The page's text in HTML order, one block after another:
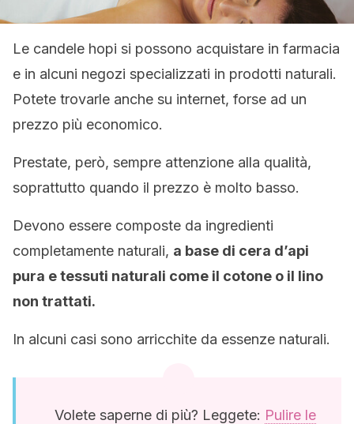
Le candele hopi si possono acquistare in farmacia
e in alcuni negozi specializzati in prodotti naturali.
Potete trovarle anche su internet, forse ad un
prezzo più economico.
Prestate, però, sempre attenzione alla qualità,
soprattutto quando il prezzo è molto basso.
Devono essere composte da ingredienti
completamente naturali, a base di cera d’api
pura e tessuti naturali come il cotone o il lino
non trattati.
In alcuni casi sono arricchite da essenze naturali.
Volete saperne di più? Leggete: Pulire le